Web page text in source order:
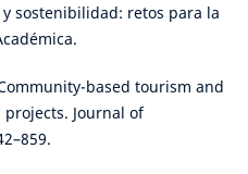
y sostenibilidad: retos para la
based tourism and
Journal of